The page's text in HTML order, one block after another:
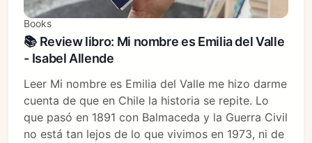
Books
📚 Review libro: Mi nombre es Emilia del Valle
- Isabel Allende
Leer Mi nombre es Emilia del Valle me hizo darme
cuenta de que en Chile la historia se repite. Lo
que pasó en 1891 con Balmaceda y la Guerra Civil
no está tan lejos de lo que vivimos en 1973, ni de